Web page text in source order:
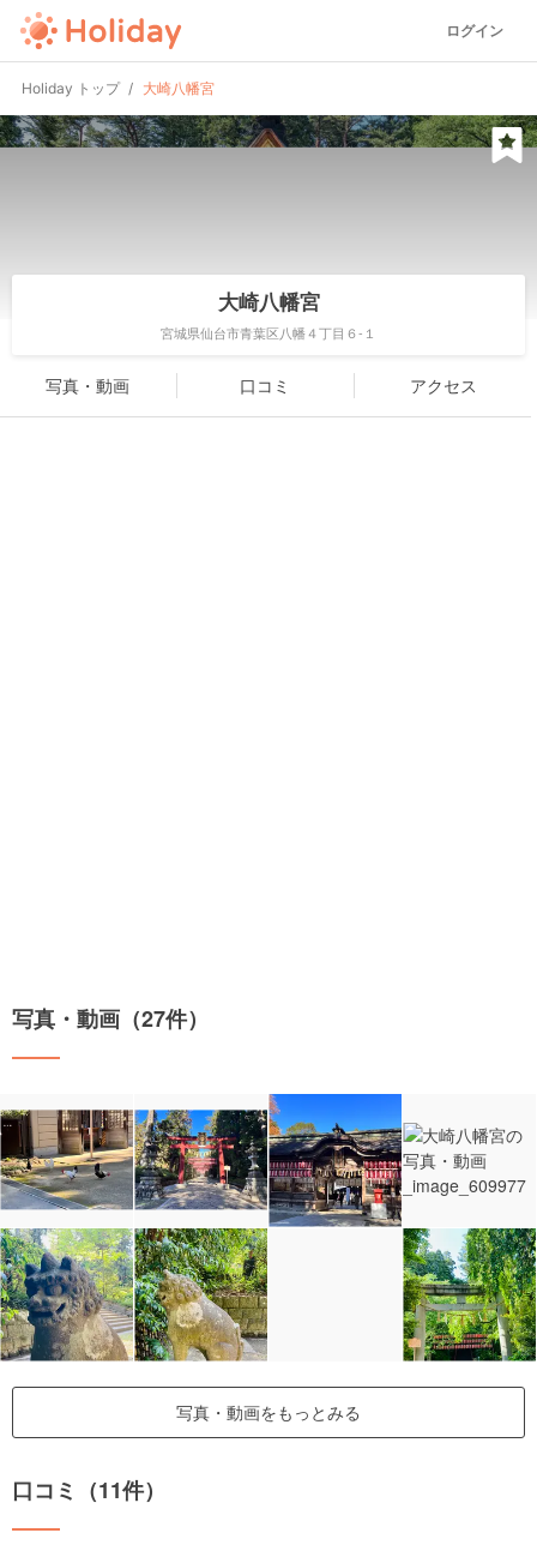
ログイン
Holiday トップ 大崎八幡宮
大崎八幡宮
宮城県仙台市青葉区八幡４丁目６-１
写真・動画 口コミ アクセス
写真・動画（27件）
写真・動画をもっとみる
口コミ（11件）